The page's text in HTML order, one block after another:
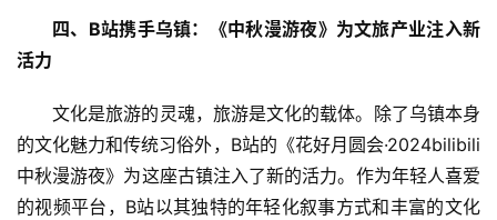
四、B站携手乌镇：《中秋漫游夜》为文旅产业注入新
活力
文化是旅游的灵魂，旅游是文化的载体。除了乌镇本身
的文化魅力和传统习俗外，B站的《花好月圆会·2024bilibili
中秋漫游夜》为这座古镇注入了新的活力。作为年轻人喜爱
的视频平台，B站以其独特的年轻化叙事方式和丰富的文化